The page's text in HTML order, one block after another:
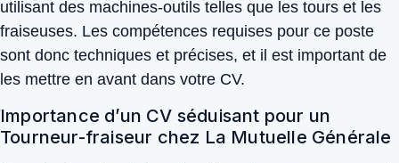
utilisant des machines-outils telles que les tours et les
fraiseuses. Les compétences requises pour ce poste
sont donc techniques et précises, et il est important de
les mettre en avant dans votre CV.
Importance d’un CV séduisant pour un
Tourneur-fraiseur chez La Mutuelle Générale